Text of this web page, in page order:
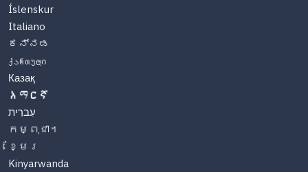
Íslenskur
Italiano
ಕನ್ನಡ
ქართული
Казақ
አማርኛ
עִברִית
កម្ពុជា។
ខ្មែរ
Kinyarwanda